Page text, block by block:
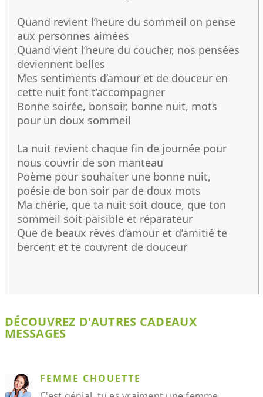
Quand revient l’heure du sommeil on pense
aux personnes aimées
Quand vient l’heure du coucher, nos pensées
deviennent belles
Mes sentiments d’amour et de douceur en
cette nuit font t’accompagner
Bonne soirée, bonsoir, bonne nuit, mots
pour un doux sommeil
La nuit revient chaque fin de journée pour
nous couvrir de son manteau
Poème pour souhaiter une bonne nuit,
poésie de bon soir par de doux mots
Ma chérie, que ta nuit soit douce, que ton
sommeil soit paisible et réparateur
Que de beaux rêves d’amour et d’amitié te
bercent et te couvrent de douceur
DÉCOUVREZ D'AUTRES CADEAUX
MESSAGES
FEMME CHOUETTE